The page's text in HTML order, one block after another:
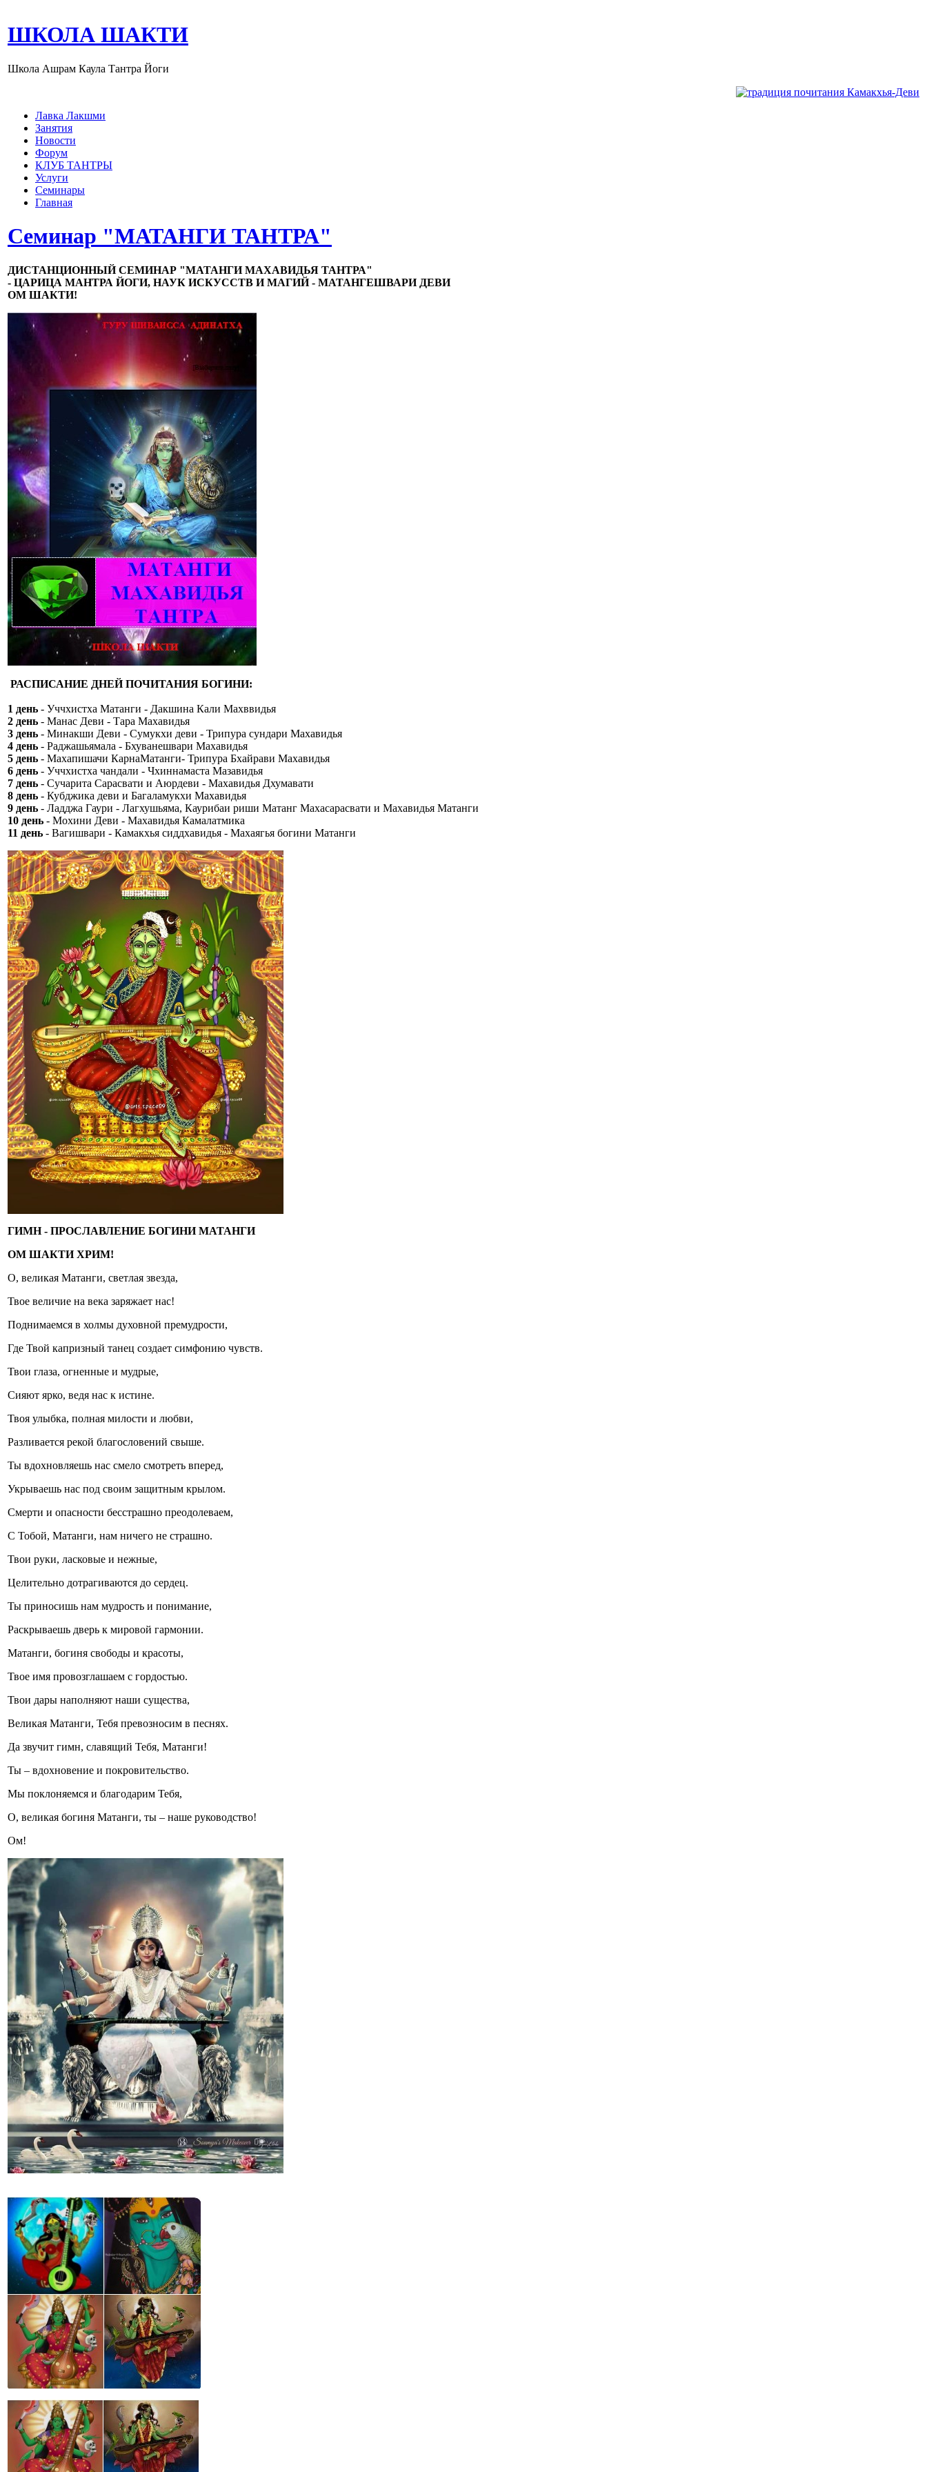
ШКОЛА ШАКТИ
Школа Ашрам Каула Тантра Йоги
Лавка Лакшми
Занятия
Новости
Форум
КЛУБ ТАНТРЫ
Услуги
Семинары
Главная
Семинар "МАТАНГИ ТАНТРА"
ДИСТАНЦИОННЫЙ СЕМИНАР "МАТАНГИ МАХАВИДЬЯ ТАНТРА"
- ЦАРИЦА МАНТРА ЙОГИ, НАУК ИСКУССТВ И МАГИЙ - МАТАНГЕШВАРИ ДЕВИ
ОМ ШАКТИ!
РАСПИСАНИЕ ДНЕЙ ПОЧИТАНИЯ БОГИНИ:
1 день - Уччхистха Матанги - Дакшина Кали Махввидья
2 день - Манас Деви - Тара Махавидья
3 день - Минакши Деви - Сумукхи деви - Трипура сундари Махавидья
4 день - Раджашьямала - Бхуванешвари Махавидья
5 день - Махапишачи КарнаМатанги- Трипура Бхайрави Махавидья
6 день - Уччхистха чандали - Чхиннамаста Мазавидья
7 день - Сучарита Сарасвати и Аюрдеви - Махавидья Дхумавати
8 день - Кубджика деви и Багаламукхи Махавидья
9 день - Ладджа Гаури - Лагхушьяма, Каурибаи риши Матанг Махасарасвати и Махавидья Матанги
10 день - Мохини Деви - Махавидья Камалатмика
11 день - Вагишвари - Камакхья сиддхавидья - Махаягья богини Матанги
ГИМН - ПРОСЛАВЛЕНИЕ БОГИНИ МАТАНГИ
ОМ ШАКТИ ХРИМ!
О, великая Матанги, светлая звезда,
Твое величие на века заряжает нас!
Поднимаемся в холмы духовной премудрости,
Где Твой капризный танец создает симфонию чувств.
Твои глаза, огненные и мудрые,
Сияют ярко, ведя нас к истине.
Твоя улыбка, полная милости и любви,
Разливается рекой благословений свыше.
Ты вдохновляешь нас смело смотреть вперед,
Укрываешь нас под своим защитным крылом.
Смерти и опасности бесстрашно преодолеваем,
С Тобой, Матанги, нам ничего не страшно.
Твои руки, ласковые и нежные,
Целительно дотрагиваются до сердец.
Ты приносишь нам мудрость и понимание,
Раскрываешь дверь к мировой гармонии.
Матанги, богиня свободы и красоты,
Твое имя провозглашаем с гордостью.
Твои дары наполняют наши существа,
Великая Матанги, Тебя превозносим в песнях.
Да звучит гимн, славящий Тебя, Матанги!
Ты – вдохновение и покровительство.
Мы поклоняемся и благодарим Тебя,
О, великая богиня Матанги, ты – наше руководство!
Ом!